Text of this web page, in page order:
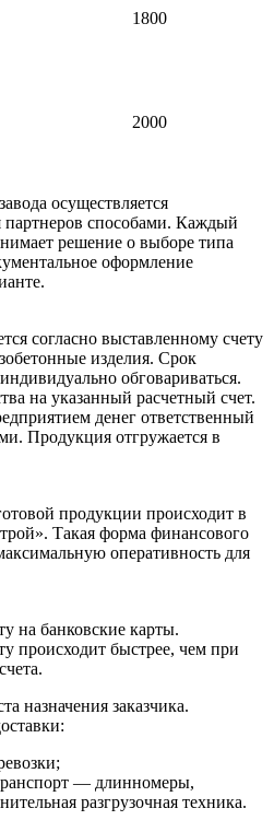
1800
2000
осуществляется
способами. Каждый
решение о выборе типа
оформление
согласно выставленному счету
изделия. Срок
обговариваться.
на указанный расчетный счет.
денег ответственный
Продукция отгружается в
продукции происходит в
Такая форма финансового
оперативность для
на банковские карты.
происходит быстрее, чем при
назначения заказчика.
— длинномеры,
разгрузочная техника.